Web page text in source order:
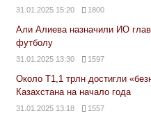
31.01.2025 15:20 1800
Али Алиева назначили ИО
футболу
31.01.2025 13:30 1597
Около Т1,1 трлн достигли
Казахстана на начало года
31.01.2025 13:18 1557